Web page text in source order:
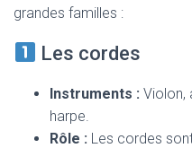
grandes familles :
Les cordes
Instruments : Violon,
harpe.
Rôle : Les cordes